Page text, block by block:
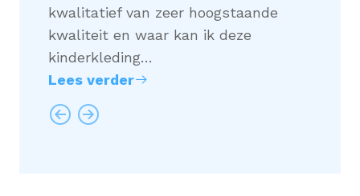
kwalitatief van zeer hoogstaande
kwaliteit en waar kan ik deze
kinderkleding…
Lees verder